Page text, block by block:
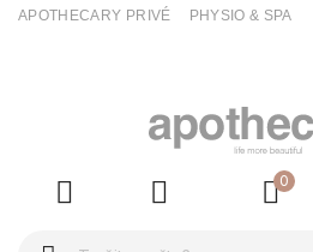
APOTHECARY PRIVÉ PHYSIO & SPA
0